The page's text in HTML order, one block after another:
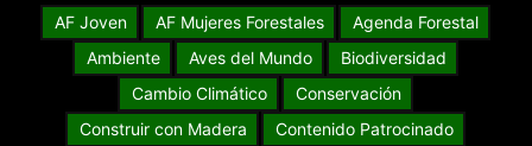
AF Joven AF Mujeres Forestales
Agenda Forestal
Ambiente
Aves del Mundo
Biodiversidad
Cambio Climático
Conservación
Construir con Madera
Contenido Patrocinado